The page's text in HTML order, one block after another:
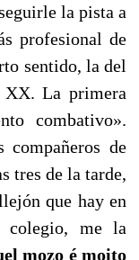
la pista a
profesional de
sentido, la del
La primera
combativo».
compañeros de
tres de la tarde,
que hay en
me la
mozo é moito